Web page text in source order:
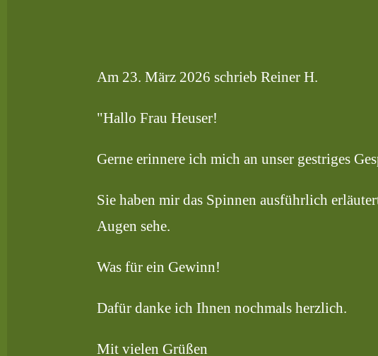
Am 23. März 2026 schrieb Reiner H.
"Hallo Frau Heuser!
Gerne erinnere ich mich an unser gestriges
Sie haben mir das Spinnen ausführlich
Augen sehe.
Was für ein Gewinn!
Dafür danke ich Ihnen nochmals herzlich.
Mit vielen Grüßen